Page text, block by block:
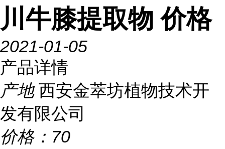
川牛膝提取物 价格
2021-01-05
产品详情
产地 西安金萃坊植物技术开
发有限公司
价格： 70